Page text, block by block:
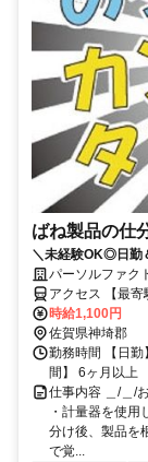
ばね製品の仕
＼未経験OK◎日勤
パーソルファク
アクセス 【最
時給1,100円
佐賀県神埼郡
勤務時間 【日
間】 6ヶ月以上
仕事内容 ＿/＿/
・計量器を使
分け後、製品を
で覚...